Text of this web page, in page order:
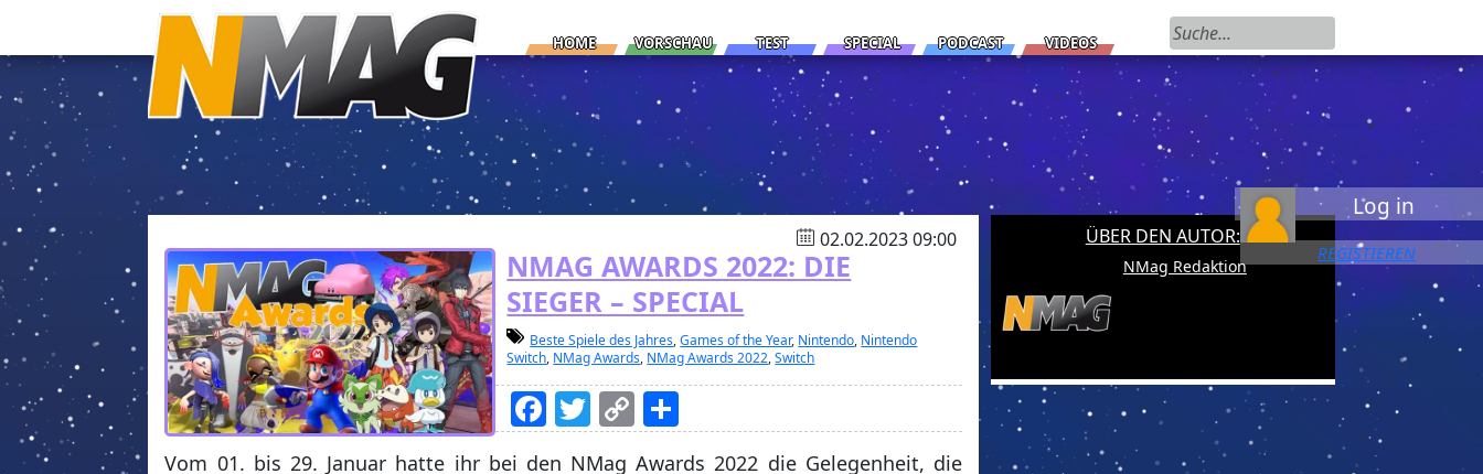
HOME VORSCHAU TEST SPECIAL PODCAST VIDEOS
Suchen nach:
Log in
REGISTIEREN
02.02.2023 09:00
NMAG AWARDS 2022: DIE
SIEGER – SPECIAL
Beste Spiele des Jahres,Games of the Year, Nintendo, Nintendo
Switch, NMag Awards, NMag Awards 2022,Switch
Facebook
Twitter
Copy
Link
Vom 01. bis 29. Januar hatte ihr bei den NMag Awards 2022 die Gelegenheit, die
ÜBER DEN AUTOR:
NMag Redaktion